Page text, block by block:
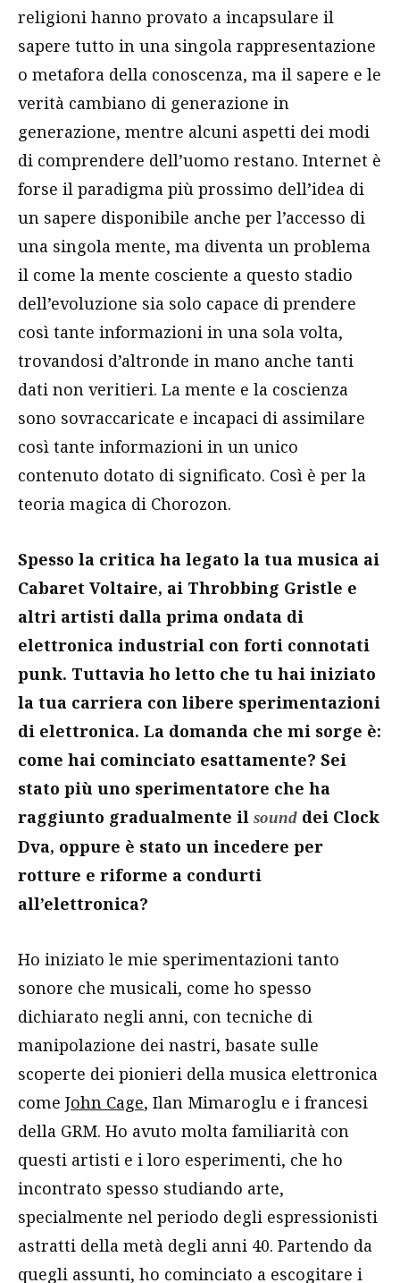
religioni hanno provato a incapsulare il
sapere tutto in una singola rappresentazione
o metafora della conoscenza, ma il sapere e le
verità cambiano di generazione in
generazione, mentre alcuni aspetti dei modi
di comprendere dell’uomo restano. Internet è
forse il paradigma più prossimo dell’idea di
un sapere disponibile anche per l’accesso di
una singola mente, ma diventa un problema
il come la mente cosciente a questo stadio
dell’evoluzione sia solo capace di prendere
così tante informazioni in una sola volta,
trovandosi d’altronde in mano anche tanti
dati non veritieri. La mente e la coscienza
sono sovraccaricate e incapaci di assimilare
così tante informazioni in un unico
contenuto dotato di significato. Così è per la
teoria magica di Chorozon.
Spesso la critica ha legato la tua musica ai
Cabaret Voltaire, ai Throbbing Gristle e
altri artisti dalla prima ondata di
elettronica industrial con forti connotati
punk. Tuttavia ho letto che tu hai iniziato
la tua carriera con libere sperimentazioni
di elettronica. La domanda che mi sorge è:
come hai cominciato esattamente? Sei
stato più uno sperimentatore che ha
raggiunto gradualmente il sound dei Clock
Dva, oppure è stato un incedere per
rotture e riforme a condurti
all’elettronica?
Ho iniziato le mie sperimentazioni tanto
sonore che musicali, come ho spesso
dichiarato negli anni, con tecniche di
manipolazione dei nastri, basate sulle
scoperte dei pionieri della musica elettronica
come John Cage, Ilan Mimaroglu e i francesi
della GRM. Ho avuto molta familiarità con
questi artisti e i loro esperimenti, che ho
incontrato spesso studiando arte,
specialmente nel periodo degli espressionisti
astratti della metà degli anni 40. Partendo da
quegli assunti, ho cominciato a escogitare i